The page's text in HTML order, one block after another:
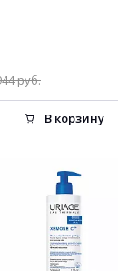
руб.
В корзину